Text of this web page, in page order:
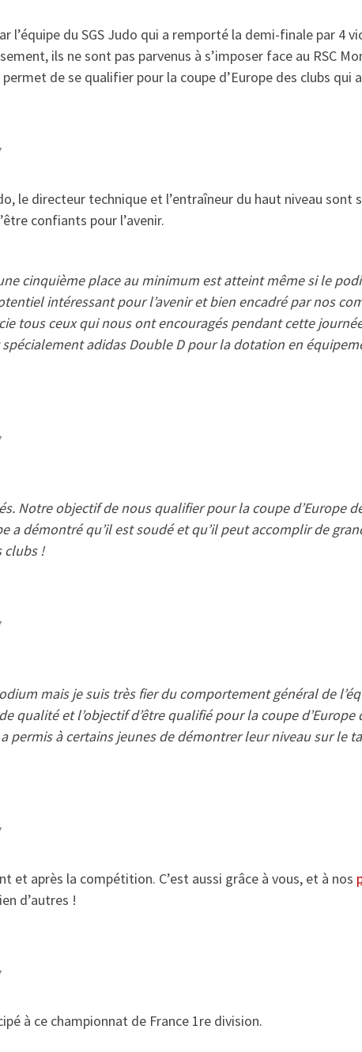
du SGS Judo qui a remporté la demi-finale par 4
ils ne sont pas parvenus à s’imposer face au RSC
de se qualifier pour la coupe d’Europe des clubs qui
le directeur technique et l’entraîneur du haut niveau sont
confiants pour l’avenir.
cinquième place au minimum est atteint même si le
intéressant pour l’avenir et bien encadré par nos
tous ceux qui nous ont encouragés pendant cette
adidas Double D pour la dotation en
Notre objectif de nous qualifier pour la coupe d’Europe
a démontré qu’il est soudé et qu’il peut accomplir de
clubs !
mais je suis très fier du comportement général de
qualité et l’objectif d’être qualifié pour la coupe
permis à certains jeunes de démontrer leur niveau sur le
et après la compétition. C’est aussi grâce à vous, et à nos
d’autres !
à ce championnat de France 1re division.